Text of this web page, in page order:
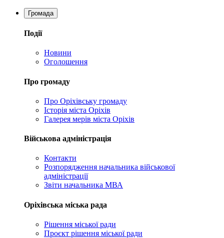
Громада
Події
Новини
Оголошення
Про громаду
Про Оріхівську громаду
Історія міста Оріхів
Галерея мерів міста Оріхів
Військова адміністрація
Контакти
Розпорядження начальника військової
адміністрації
Звіти начальника МВА
Оріхівська міська рада
Рішення міської ради
Проєкт рішення міської ради